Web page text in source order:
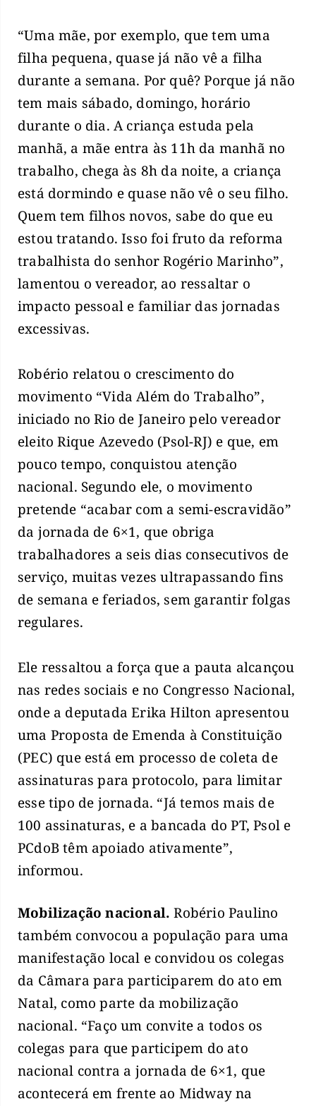
“Uma mãe, por exemplo, que tem uma
filha pequena, quase já não vê a filha
durante a semana. Por quê? Porque já não
tem mais sábado, domingo, horário
durante o dia. A criança estuda pela
manhã, a mãe entra às 11h da manhã no
trabalho, chega às 8h da noite, a criança
está dormindo e quase não vê o seu filho.
Quem tem filhos novos, sabe do que eu
estou tratando. Isso foi fruto da reforma
trabalhista do senhor Rogério Marinho”,
lamentou o vereador, ao ressaltar o
impacto pessoal e familiar das jornadas
excessivas.
Robério relatou o crescimento do
movimento “Vida Além do Trabalho”,
iniciado no Rio de Janeiro pelo vereador
eleito Rique Azevedo (Psol-RJ) e que, em
pouco tempo, conquistou atenção
nacional. Segundo ele, o movimento
pretende “acabar com a semi-escravidão”
da jornada de 6×1, que obriga
trabalhadores a seis dias consecutivos de
serviço, muitas vezes ultrapassando fins
de semana e feriados, sem garantir folgas
regulares.
Ele ressaltou a força que a pauta alcançou
nas redes sociais e no Congresso Nacional,
onde a deputada Erika Hilton apresentou
uma Proposta de Emenda à Constituição
(PEC) que está em processo de coleta de
assinaturas para protocolo, para limitar
esse tipo de jornada. “Já temos mais de
100 assinaturas, e a bancada do PT, Psol e
PCdoB têm apoiado ativamente”,
informou.
Mobilização nacional.Robério Paulino
também convocou a população para uma
manifestação local e convidou os colegas
da Câmara para participarem do ato em
Natal, como parte da mobilização
nacional. “Faço um convite a todos os
colegas para que participem do ato
nacional contra a jornada de 6×1, que
acontecerá em frente ao Midway na